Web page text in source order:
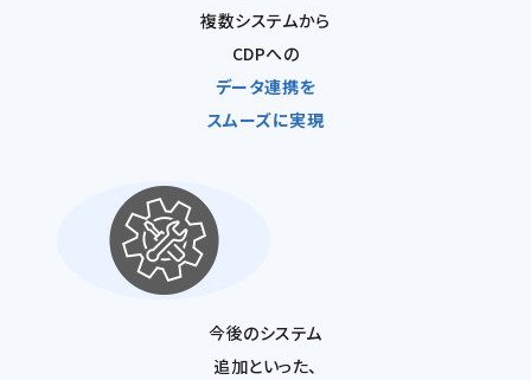
複数システムから
CDPへの
データ連携を
スムーズに実現
今後のシステム
追加といった、